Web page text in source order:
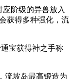
阶级的异兽放入
获得多种强化，流
宝获得神之手称
流坡岛最高锻造为